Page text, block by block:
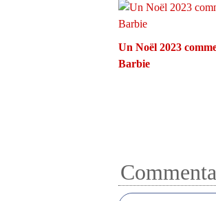
Un Noël 2023
Barbie